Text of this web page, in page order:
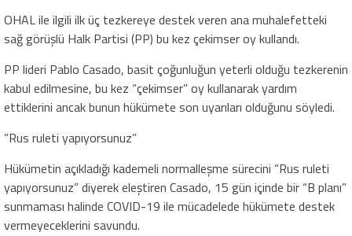
OHAL ile ilgili ilk üç tezkereye destek veren ana muhalefetteki
sağ görüşlü Halk Partisi (PP) bu kez çekimser oy kullandı.
PP lideri Pablo Casado, basit çoğunluğun yeterli olduğu tezkerenin
kabul edilmesine, bu kez “çekimser” oy kullanarak yardım
ettiklerini ancak bunun hükümete son uyarıları olduğunu söyledi.
“Rus ruleti yapıyorsunuz”
Hükümetin açıkladığı kademeli normalleşme sürecini “Rus ruleti
yapıyorsunuz” diyerek eleştiren Casado, 15 gün içinde bir “B planı”
sunmaması halinde COVID-19 ile mücadelede hükümete destek
vermeyeceklerini savundu.